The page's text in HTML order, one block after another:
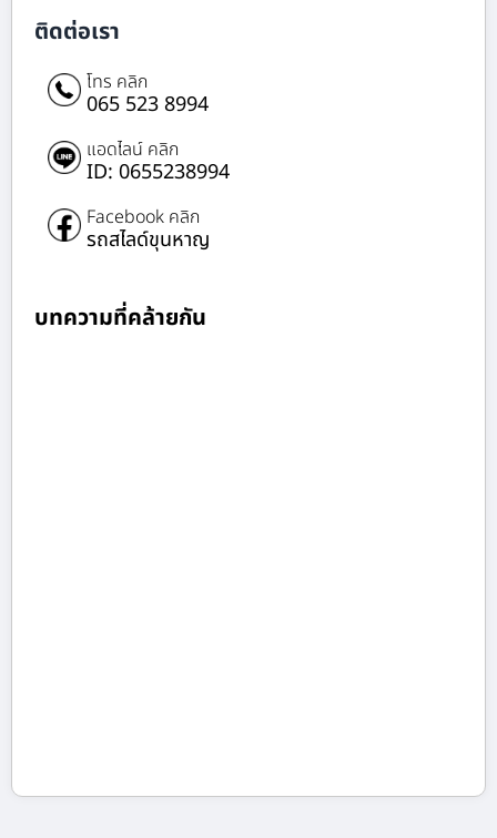
ติดต่อเรา
โทร คลิก
065 523 8994
แอดไลน์ คลิก
ID: 0655238994
Facebook คลิก
รถสไลด์ขุนหาญ
บทความที่คล้ายกัน